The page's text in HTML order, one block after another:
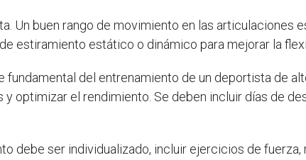
Un buen rango de movimiento en las articulaciones
estiramiento estático o dinámico para mejorar la
fundamental del entrenamiento de un deportista de
optimizar el rendimiento. Se deben incluir días de
debe ser individualizado, incluir ejercicios de